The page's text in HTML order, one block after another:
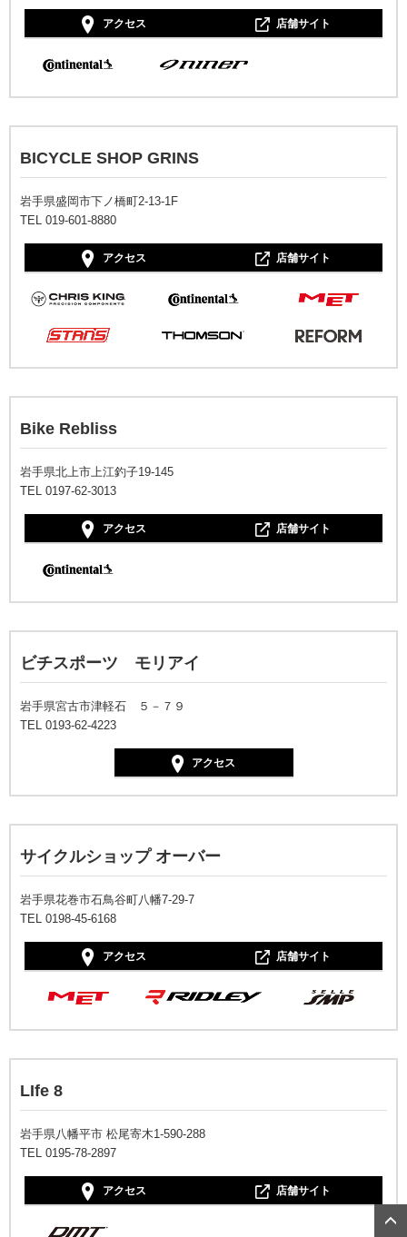
アクセス 店舗サイト
BICYCLE SHOP GRINS
岩手県盛岡市下ノ橋町2-13-1F
TEL 019-601-8880
アクセス 店舗サイト
Bike Rebliss
岩手県北上市上江釣子19-145
TEL 0197-62-3013
アクセス 店舗サイト
ビチスポーツ モリアイ
岩手県宮古市津軽石 ５－７９
TEL 0193-62-4223
アクセス
サイクルショップ オーバー
岩手県花巻市石鳥谷町八幡7-29-7
TEL 0198-45-6168
アクセス 店舗サイト
LIfe 8
岩手県八幡平市 松尾寄木1-590-288
TEL 0195-78-2897
アクセス 店舗サイト